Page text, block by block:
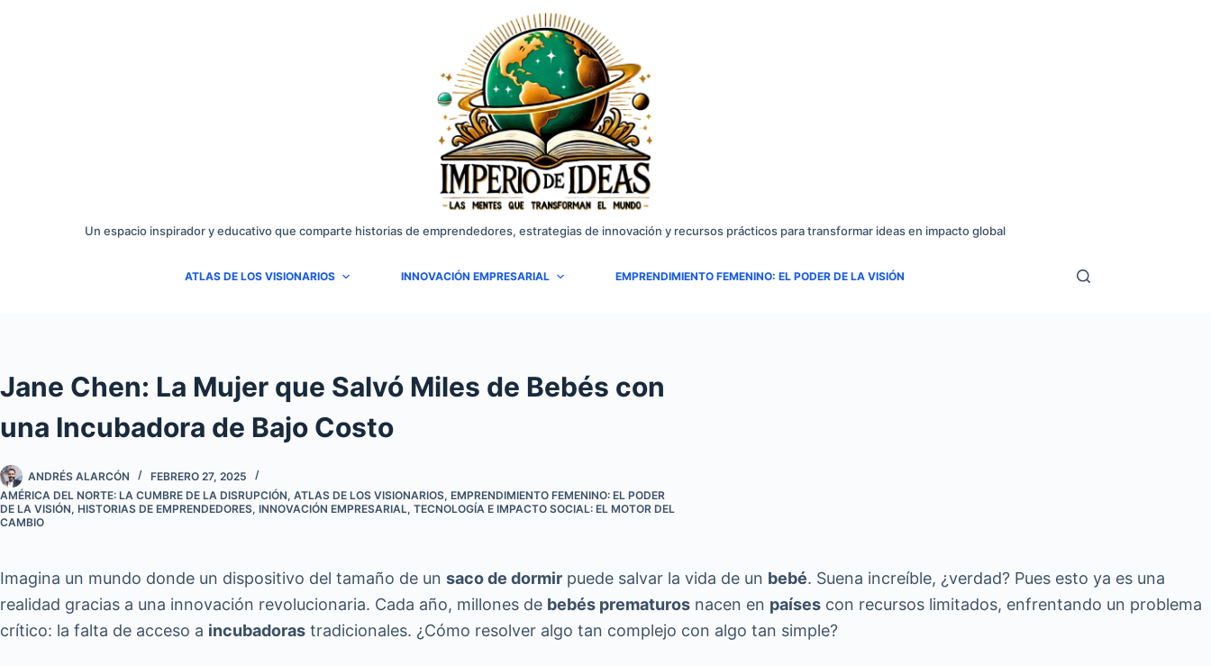
Un espacio inspirador y educativo que comparte historias de emprendedores, estrategias de innovación y recursos prácticos para transformar ideas en impacto global
ATLAS DE LOS VISIONARIOS INNOVACIÓN EMPRESARIAL EMPRENDIMIENTO FEMENINO: EL PODER DE LA VISIÓN
Jane Chen: La Mujer que Salvó Miles de Bebés con
una Incubadora de Bajo Costo
ANDRÉS ALARCÓN
FEBRERO 27, 2025
AMÉRICA DEL NORTE: LA CUMBRE DE LA DISRUPCIÓN, ATLAS DE LOS VISIONARIOS, EMPRENDIMIENTO FEMENINO: EL PODER
DE LA VISIÓN, HISTORIAS DE EMPRENDEDORES, INNOVACIÓN EMPRESARIAL, TECNOLOGÍA E IMPACTO SOCIAL: EL MOTOR DEL
CAMBIO
Imagina un mundo donde un dispositivo del tamaño de un saco de dormir puede salvar la vida de un bebé. Suena increíble, ¿verdad? Pues esto ya es una
realidad gracias a una innovación revolucionaria. Cada año, millones de bebés prematuros nacen en países con recursos limitados, enfrentando un problema
crítico: la falta de acceso a incubadoras tradicionales. ¿Cómo resolver algo tan complejo con algo tan simple?